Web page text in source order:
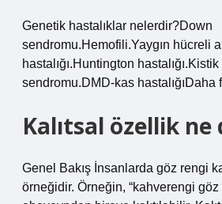
Genetik hastalıklar nelerdir?Down
sendromu.Hemofili.Yaygın hücreli
hastalığı.Huntington
sendromu.DMD-kas
Kalıtsal özellik ne
Genel Bakış İnsanlarda göz rengi
örneğidir. Örneğin, “kahverengi göz